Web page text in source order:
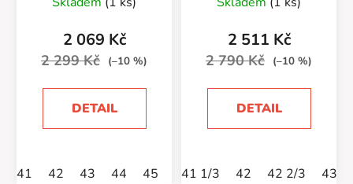
2 069 Kč
2 299 Kč (–10 %)
DETAIL
41 42 43 44 45 46
2 511 Kč
2 790 Kč (–10 %)
DETAIL
41 1/3 42 42 2/3 43